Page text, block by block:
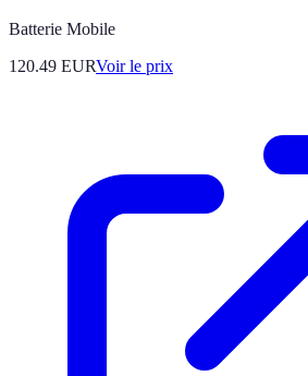
Batterie Mobile
120.49 EURVoir le prix